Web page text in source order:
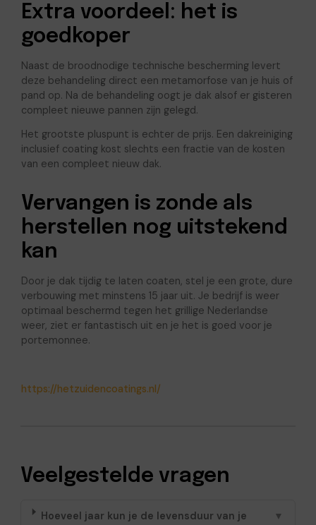
Extra voordeel: het is
goedkoper
Naast de broodnodige technische bescherming levert
deze behandeling direct een metamorfose van je huis of
pand op. Na de behandeling oogt je dak alsof er gisteren
compleet nieuwe pannen zijn gelegd.
Het grootste pluspunt is echter de prijs. Een dakreiniging
inclusief coating kost slechts een fractie van de kosten
van een compleet nieuw dak.
Vervangen is zonde als
herstellen nog uitstekend
kan
Door je dak tijdig te laten coaten, stel je een grote, dure
verbouwing met minstens 15 jaar uit. Je bedrijf is weer
optimaal beschermd tegen het grillige Nederlandse
weer, ziet er fantastisch uit en je het is goed voor je
portemonnee.
https://hetzuidencoatings.nl/
Veelgestelde vragen
Hoeveel jaar kun je de levensduur van je
▼